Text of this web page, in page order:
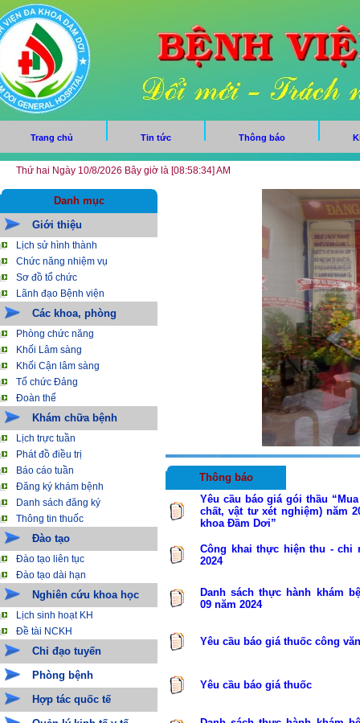
Trang chủ Tin tức Thông báo
Thứ hai Ngày 10/8/2026 Bây giờ là [08:58:35] AM
Danh mục
Giới thiệu
Lịch sử hình thành
Chức năng nhiệm vụ
Sơ đồ tổ chức
Lãnh đạo Bệnh viện
Các khoa, phòng
Phòng chức năng
Khối Lâm sàng
Khối Cận lâm sàng
Tổ chức Đảng
Đoàn thể
Khám chữa bệnh
Lịch trực tuần
Phát đồ điều trị
Báo cáo tuần
Đăng ký khám bệnh
Danh sách đăng ký
Thông tin thuốc
Đào tạo
Đào tạo liên tục
Đào tạo dài hạn
Nghiên cứu khoa học
Lịch sinh hoạt KH
Đề tài NCKH
Chỉ đạo tuyến
Phòng bệnh
Hợp tác quốc tế
Thông báo
Yêu cầu báo giá gói thầu
chất, vật tư xét nghiệm) năm
khoa Đầm Dơi”
Công khai thực hiện thu - chi
2024
Danh sách thực hành khám
09 năm 2024
Yêu cầu báo giá thuốc công
Yêu cầu báo giá thuốc